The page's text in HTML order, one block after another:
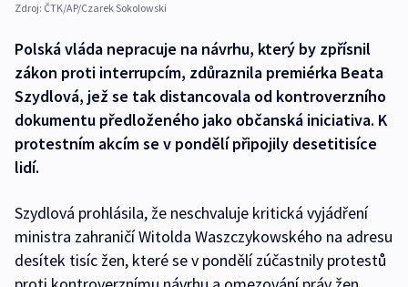
Zdroj: ČTK/AP/Czarek Sokolowski
Polská vláda nepracuje na návrhu, který by zpřísnil
zákon proti interrupcím, zdůraznila premiérka Beata
Szydlová, jež se tak distancovala od kontroverzního
dokumentu předloženého jako občanská iniciativa. K
protestním akcím se v pondělí připojily desetitisíce
lidí.
Szydlová prohlásila, že neschvaluje kritická vyjádření
ministra zahraničí Witolda Waszczykowského na adresu
desítek tisíc žen, které se v pondělí zúčastnily protestů